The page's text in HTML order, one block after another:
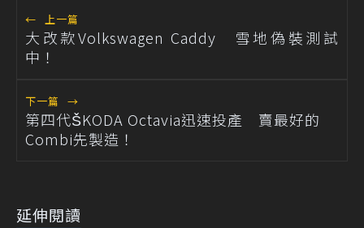
← 上一篇
大改款Volkswagen Caddy 雪地偽裝測試
中！
下一篇 →
第四代ŠKODA Octavia迅速投產 賣最好的
Combi先製造！
延伸閱讀